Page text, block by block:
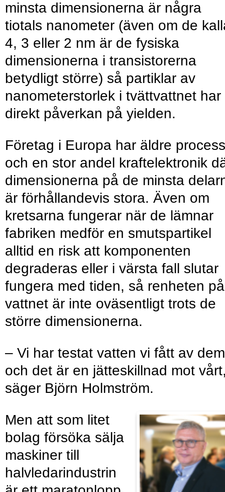
minsta dimensionerna är några
tiotals nanometer (även om de
4, 3 eller 2 nm är de fysiska
dimensionerna i transistorerna
betydligt större) så partiklar av
nanometerstorlek i tvättvattnet har
direkt påverkan på yielden.
Företag i Europa har äldre
och en stor andel kraftelektronik
dimensionerna på de minsta
är förhållandevis stora. Även om
kretsarna fungerar när de lämnar
fabriken medför en smutspartikel
alltid en risk att komponenten
degraderas eller i värsta fall slutar
fungera med tiden, så renheten på
vattnet är inte oväsentligt trots de
större dimensionerna.
– Vi har testat vatten vi fått av dem
och det är en jätteskillnad mot
säger Björn Holmström.
Men att som litet
bolag försöka sälja
maskiner till
halvledarindustrin